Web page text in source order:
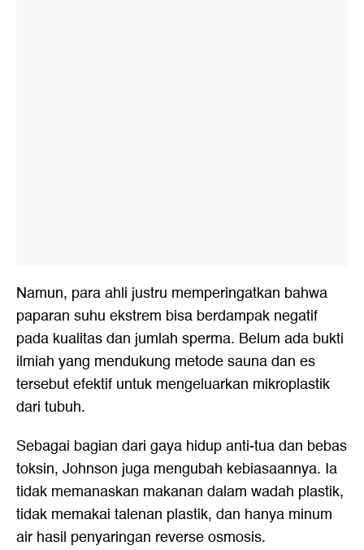
Namun, para ahli justru memperingatkan bahwa
paparan suhu ekstrem bisa berdampak negatif
pada kualitas dan jumlah sperma. Belum ada bukti
ilmiah yang mendukung metode sauna dan es
tersebut efektif untuk mengeluarkan mikroplastik
dari tubuh.
Sebagai bagian dari gaya hidup anti-tua dan bebas
toksin, Johnson juga mengubah kebiasaannya. Ia
tidak memanaskan makanan dalam wadah plastik,
tidak memakai talenan plastik, dan hanya minum
air hasil penyaringan reverse osmosis.